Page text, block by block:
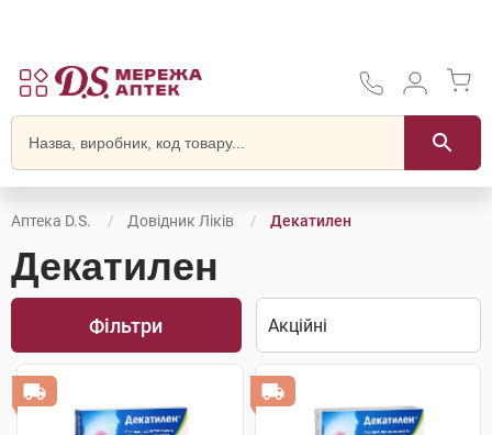
Аптека D.S. Довідник Ліків Декатилен
Декатилен
Фільтри